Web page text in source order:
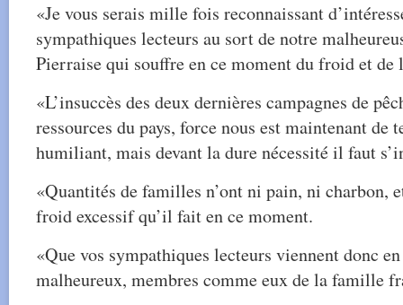
«Je vous serais mille fois reconnaissant
sympathiques lecteurs au sort de notre
Pierraise qui souffre en ce moment du froid et de
«L’insuccès des deux dernières campagnes de
ressources du pays, force nous est maintenant de
humiliant, mais devant la dure nécessité il faut
«Quantités de familles n’ont ni pain, ni charbon,
froid excessif qu’il fait en ce moment.
«Que vos sympathiques lecteurs viennent donc
malheureux, membres comme eux de la famille